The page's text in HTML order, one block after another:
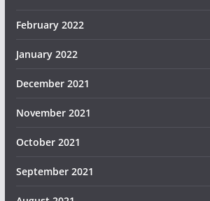
February 2022
January 2022
December 2021
November 2021
October 2021
September 2021